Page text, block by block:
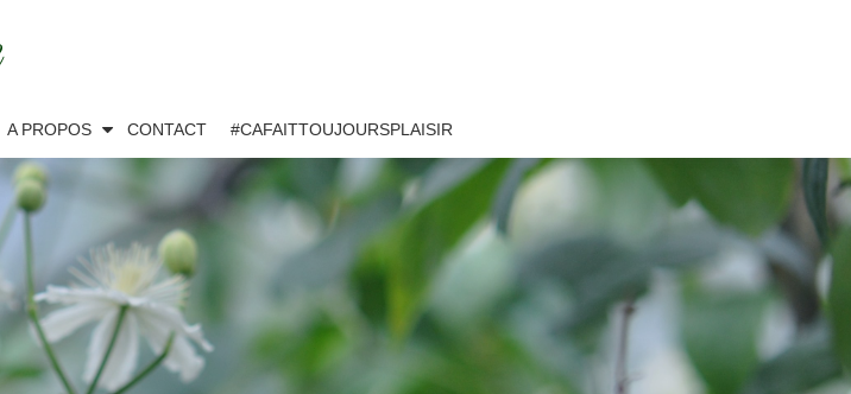
A PROPOS CONTACT #CAFAITTOUJOURSPLAISIR